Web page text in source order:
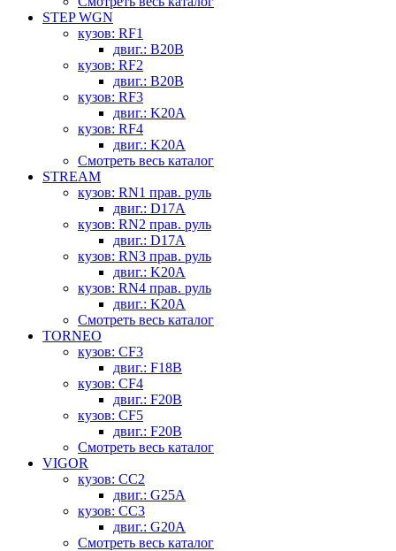
STEP WGN
кузов: RF1
двиг.: B20B
кузов: RF2
двиг.: B20B
кузов: RF3
двиг.: K20A
кузов: RF4
двиг.: K20A
Смотреть весь каталог
STREAM
кузов: RN1 прав. руль
двиг.: D17A
кузов: RN2 прав. руль
двиг.: D17A
кузов: RN3 прав. руль
двиг.: K20A
кузов: RN4 прав. руль
двиг.: K20A
Смотреть весь каталог
TORNEO
кузов: CF3
двиг.: F18B
кузов: CF4
двиг.: F20B
кузов: CF5
двиг.: F20B
Смотреть весь каталог
VIGOR
кузов: CC2
двиг.: G25A
кузов: CC3
двиг.: G20A
Смотреть весь каталог